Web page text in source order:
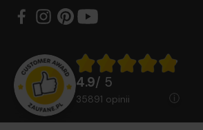
4.9/ 5
35891 opinii